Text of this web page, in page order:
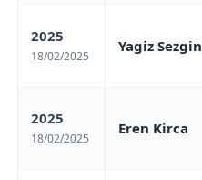
2025
18/02/2025
Yagiz Sezgin
2025
18/02/2025
Eren Kirca